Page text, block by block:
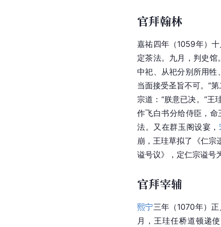
官拜翰林
嘉祐四年（1059年）
定茶法。九月，判史
中祀、从祀分别所用牲
当面接受圣旨不可。”
宗道：“朕意已决。”王
作飞白书分给侍臣，
法。又在群玉阁设宴，
崩，王珪草拟了《仁宗
谥号议》，定仁宗谥号
官拜宰辅
熙宁三年（1070年）
月，王珪任桥道顿递